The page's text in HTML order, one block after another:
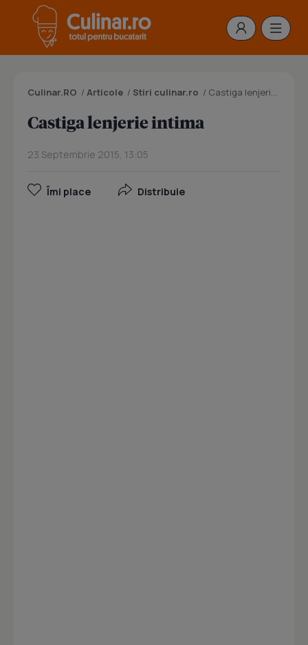
Culinar.RO / Articole / Stiri culinar.ro / Castiga lenjerie intima
Castiga lenjerie intima
23 Septembrie 2015, 13:05
Îmi place Distribuie